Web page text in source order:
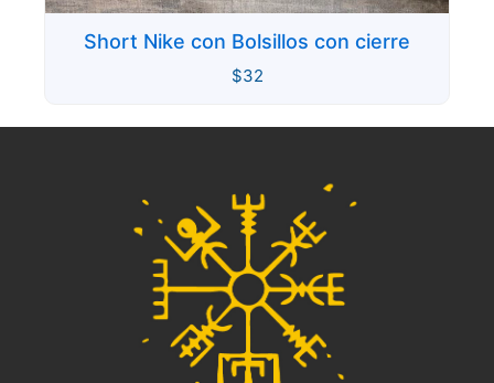
Short Nike con Bolsillos con cierre
$32